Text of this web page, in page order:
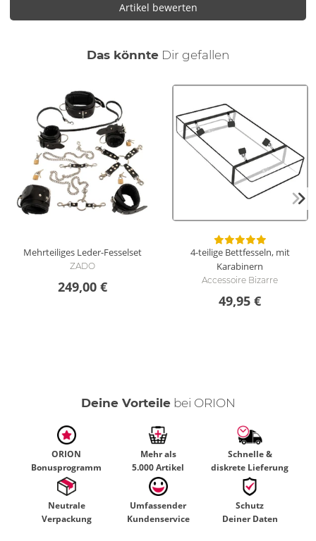
Artikel bewerten
Das könnte Dir auch
gefallen
Mehrteiliges Leder-Fesselset
ZADO
249,00 €
4-teilige Bettfesseln, mit
Karabinern
Accessoire Bizarre
49,95 €
Deine Vorteilebei ORION
ORION
Bonusprogramm
Mehr als
5.000 Artikel
Schnelle &
diskrete Lieferung
Neutrale
Verpackung
Umfassender
Kundenservice
Schutz
Deiner Daten